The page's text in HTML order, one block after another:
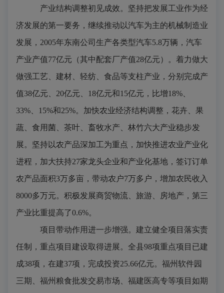
产业结构调整初见成效。 坚持把发展工业作为经
济发展的第一要务，继续推动以汽车为主的机械制造业
发展， 2005年东南公司生产各类型汽车5.8万辆，汽车
产业产值77亿元（其中配套厂产值28亿元）。着力做大
做强工艺、建材、轻纺、食品等支柱产业，分别完成产
值38亿元、 20亿元、 18亿元和15亿元，比增18%
33%
15%和25%。加快农业经济结构调整，花卉、果
蔬、食用菌、茶叶、畜牧水产、林竹六大产业稳步发
展。坚持以农产品深加工为重点，加快推进农业产业化
进程，加大扶持27家龙头企业和产业化基地，签订订单
农产品面积3万多亩，带动农户7万多户，增加农民收入
8000多万元。积极发展商贸物流、旅游、房地产，第三
产业比重提高了0.6%。
项目带动作用进一步增强。 建立健全项目落实责
任制，重点项目建设取得进展。全县98项重点项目已建
成38项，在建37项，完成投资25.66亿元。福州软件园
三期、福州粮食批发交易市场、福建医高专等项目如期